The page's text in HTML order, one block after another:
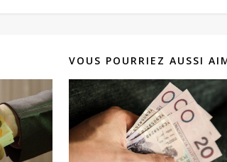
VOUS POURRIEZ AUSSI